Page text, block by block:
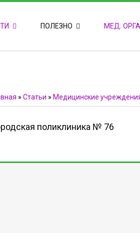
ПОПУЛЯРНЫЕ НОВОСТИ
ПОЛЕЗНО МЕД.
» Статьи » Медицинские
поликлиника № 76